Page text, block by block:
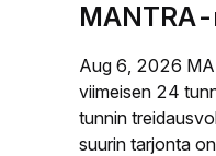
MANTRA-
Aug 6, 2026
viimeisen 24
tunnin
suurin tarjonta